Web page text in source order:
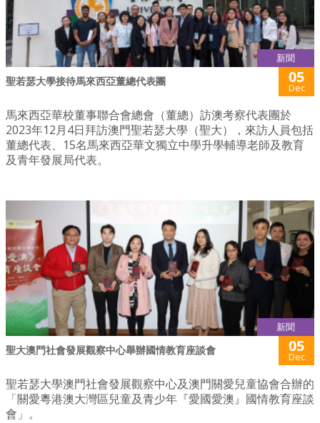
新聞
聖若瑟大學接待馬來西亞董總代表團 05
Dec
馬來西亞華校董事聯合會總會（董總）訪澳考察代表團於
2023年12月4日拜訪澳門聖若瑟大學（聖大），來訪人員包括
董總代表、15名馬來西亞華文獨立中學升學輔導老師及教育
及青年發展局代表。
新聞
聖大澳門社會發展觀察中心舉辦國情教育座談會 05
Dec
聖若瑟大學澳門社會發展觀察中心及澳門關愛兒童協會合辦的
「關愛粵港澳大灣區兒童及青少年『愛國愛澳』國情教育座談
會」。